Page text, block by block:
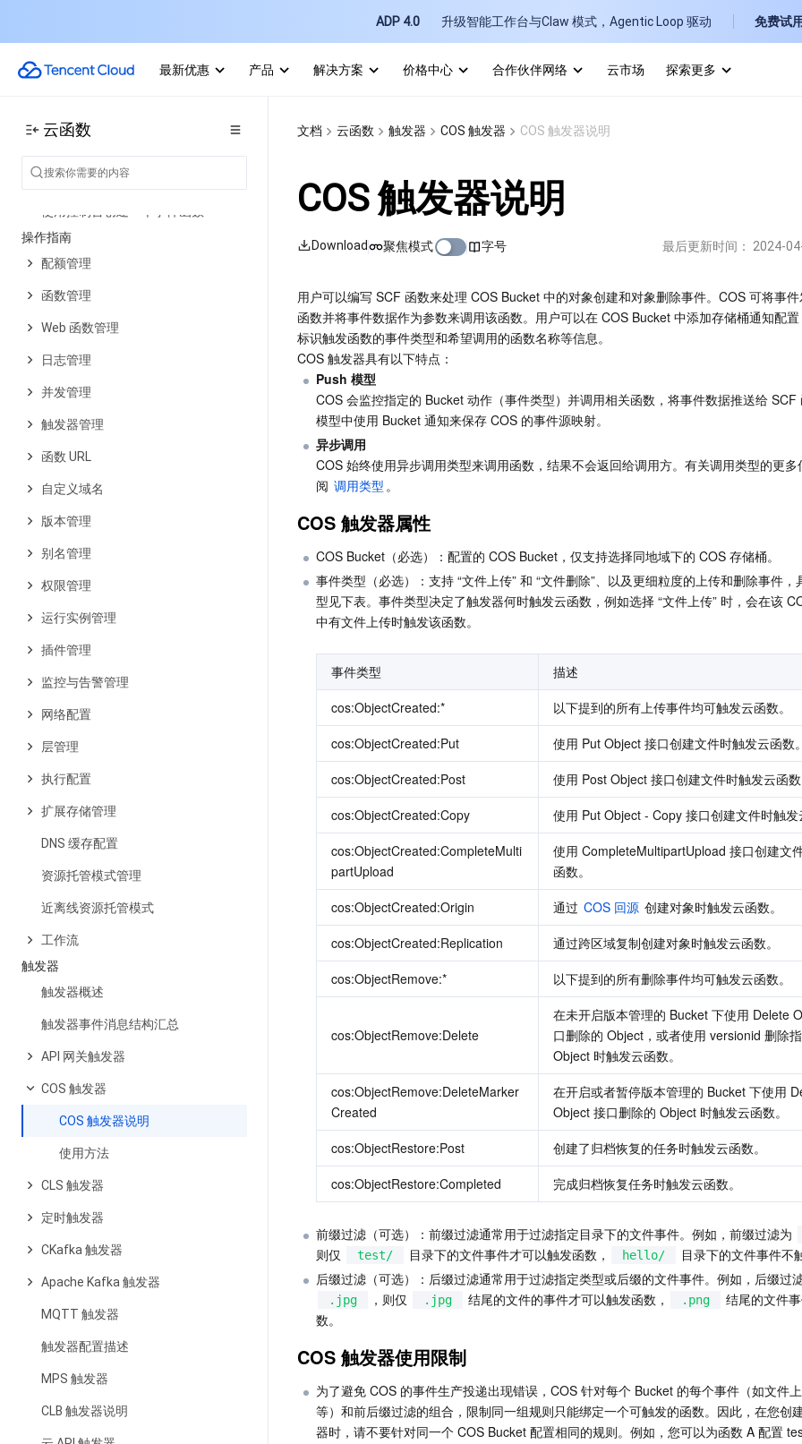
ADP 4.0 升级智能工作台与Claw 模式，Agentic Loop 驱动 免费试用
最新优惠 产品 解决方案 价格中心 合作伙伴网络 云市场
探索更多
云函数
免费额度
计费示例
欠费与停服说明
操作指南
配额管理
函数管理
Web 函数管理
日志管理
并发管理
触发器管理
函数 URL
自定义域名
版本管理
别名管理
权限管理
运行实例管理
插件管理
监控与告警管理
网络配置
层管理
执行配置
扩展存储管理
DNS 缓存配置
资源托管模式管理
近离线资源托管模式
工作流
触发器
触发器概述
触发器事件消息结构汇总
API 网关触发器
COS 触发器
COS 触发器说明
使用方法
CLS 触发器
定时触发器
CKafka 触发器
Apache Kafka 触发器
MQTT 触发器
触发器配置描述
MPS 触发器
CLB 触发器说明
文档 云函数 触发器 COS 触发器 COS 触发器说明
COS 触发器说明
Download 聚焦模式 字号 最后更新时间： 2024-
用户可以编写 SCF 函数来处理 COS Bucket 中的对象创建和对象删除事件。COS 可将事
函数并将事件数据作为参数来调用该函数。用户可以在 COS Bucket 中添加存储桶通知配
标识触发函数的事件类型和希望调用的函数名称等信息。
COS 触发器具有以下特点：
Push 模型
COS 会监控指定的 Bucket 动作（事件类型）并调用相关函数，将事件数据推送给 SCF
模型中使用 Bucket 通知来保存 COS 的事件源映射。
异步调用
COS 始终使用异步调用类型来调用函数，结果不会返回给调用方。有关调用类型的更多
阅 调用类型 。
COS 触发器属性
COS Bucket（必选）：配置的 COS Bucket，仅支持选择同地域下的 COS 存储桶。
事件类型（必选）：支持 “文件上传” 和 “文件删除”、以及更细粒度的上传和删除事件，
型见下表。事件类型决定了触发器何时触发云函数，例如选择 “文件上传” 时，会在该
中有文件上传时触发该函数。
事件类型
描述
cos:ObjectCreated:*
以下提到的所有上传事件均可触发云函数。
cos:ObjectCreated:Put
使用 Put Object 接口创建文件时触发云函数。
cos:ObjectCreated:Post
使用 Post Object 接口创建文件时触发云函数
cos:ObjectCreated:Copy
使用 Put Object - Copy 接口创建文件时触发
cos:ObjectCreated:CompleteMulti
partUpload
使用 CompleteMultipartUpload 接口创建文
函数。
cos:ObjectCreated:Origin
通过 COS 回源 创建对象时触发云函数。
cos:ObjectCreated:Replication
通过跨区域复制创建对象时触发云函数。
cos:ObjectRemove:*
以下提到的所有删除事件均可触发云函数。
cos:ObjectRemove:Delete
在未开启版本管理的 Bucket 下使用 Delete
口删除的 Object，或者使用 versionid 删除
Object 时触发云函数。
cos:ObjectRemove:DeleteMarker
Created
在开启或者暂停版本管理的 Bucket 下使用
Object 接口删除的 Object 时触发云函数。
cos:ObjectRestore:Post
创建了归档恢复的任务时触发云函数。
cos:ObjectRestore:Completed
完成归档恢复任务时触发云函数。
前缀过滤（可选）：前缀过滤通常用于过滤指定目录下的文件事件。例如，前缀过滤为
则仅
test/ 目录下的文件事件才可以触发函数， hello/
目录下的文件事件不
后缀过滤（可选）：后缀过滤通常用于过滤指定类型或后缀的文件事件。例如，后缀过
.jpg ，则仅 .jpg 结尾的文件的事件才可以触发函数， .png
结尾的文件
数。
COS 触发器使用限制
为了避免 COS 的事件生产投递出现错误，COS 针对每个 Bucket 的每个事件（如文件
等）和前后缀过滤的组合，限制同一组规则只能绑定一个可触发的函数。因此，在您创
器时，请不要针对同一个 COS Bucket 配置相同的规则。例如，您可以为函数 A 配置